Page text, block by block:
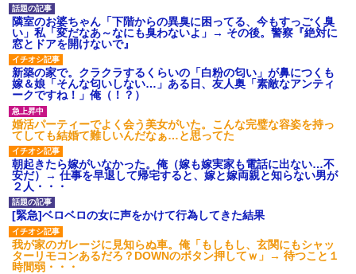
隣室のお婆ちゃん「下階からの異臭に困ってる、今もすっごく臭
い」私「変だなあ～なにも臭わないよ」→ その後。警察『絶対に
窓とドアを開けないで』
新築の家で。クラクラするくらいの「白粉の匂い」が鼻につくも
嫁＆娘「そんな匂いしない…」ある日、友人奥「素敵なアンティ
ークですね！」俺（！？）
婚活パーティーでよく会う美女がいた。こんな完璧な容姿を持っ
てしても結婚て難しいんだなぁ…と思ってた
朝起きたら嫁がいなかった。俺（嫁も嫁実家も電話に出ない…不
安だ）→ 仕事を早退して帰宅すると、嫁と嫁両親と知らない男が
２人・・・
[緊急]ベロベロの女に声をかけて行為してきた結果
我が家のガレージに見知らぬ車。俺「もしもし、玄関にもシャッ
ターリモコンあるだろ？DOWNのボタン押してｗ」→ 待つこと１
時間弱・・・